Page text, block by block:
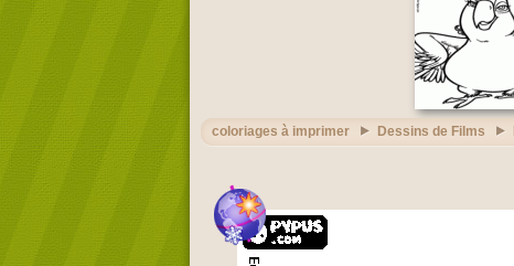
coloriages à imprimer Dessins de Films